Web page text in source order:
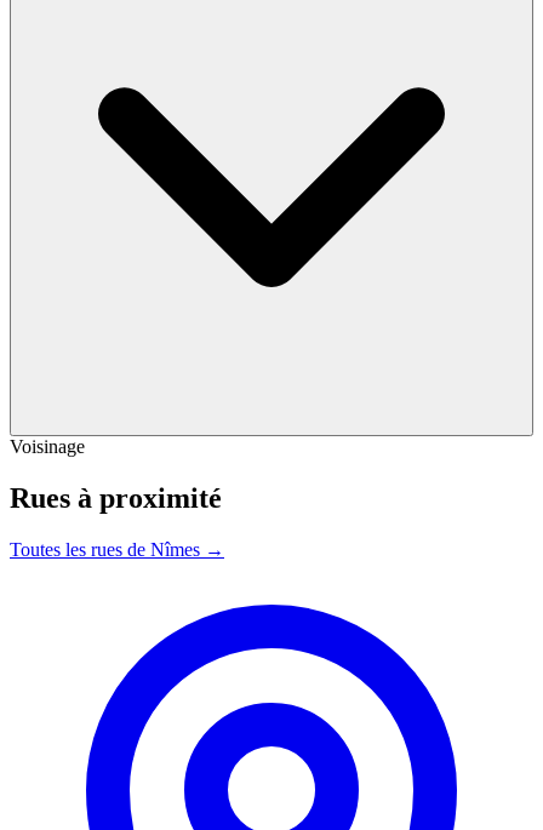
Voisinage
Rues à proximité
Toutes les rues de Nîmes →